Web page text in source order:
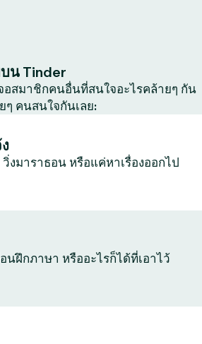
น Tinder
อสมาชิกคนอื่นที่สนใจอะไรคล้ายๆ กัน
ๆ คนสนใจกันเลย:
งมาราธอน หรือแค่หาเรื่องออกไป
นฝึกภาษา หรืออะไรก็ได้ที่เอาไว้